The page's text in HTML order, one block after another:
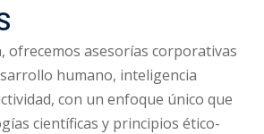
ofrecemos asesorías corporativas
humano, inteligencia
con un enfoque único que
científicas y principios ético-